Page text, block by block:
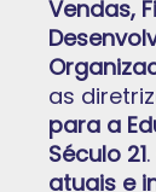
Vendas,
as
para a
Século 21
atuais e